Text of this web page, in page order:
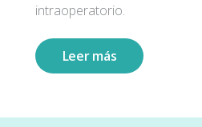
intraoperatorio.
Leer más